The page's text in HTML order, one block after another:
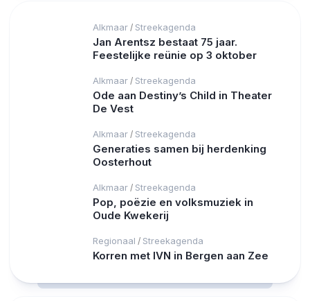
Alkmaar / Streekagenda
Jan Arentsz bestaat 75 jaar.
Feestelijke reünie op 3 oktober
Alkmaar / Streekagenda
Ode aan Destiny’s Child in Theater
De Vest
Alkmaar / Streekagenda
Generaties samen bij herdenking
Oosterhout
Alkmaar / Streekagenda
Pop, poëzie en volksmuziek in
Oude Kwekerij
Regionaal / Streekagenda
Korren met IVN in Bergen aan Zee